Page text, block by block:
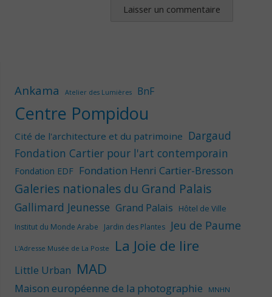
Ankama Atelier des Lumières BnF
Centre Pompidou
Cité de l'architecture et du patrimoine Dargaud
Fondation Cartier pour l'art contemporain
Fondation EDF Fondation Henri Cartier-Bresson
Galeries nationales du Grand Palais
Gallimard Jeunesse Grand Palais Hôtel de Ville
Institut du Monde Arabe Jardin des Plantes Jeu de Paume
L'Adresse Musée de La Poste La Joie de lire
Little Urban MAD
Maison européenne de la photographie
MNHN